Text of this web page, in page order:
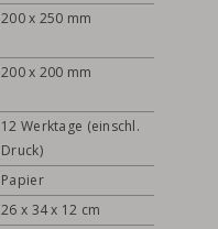
200 x 250 mm
200 x 200 mm
12 Werktage (einschl.
Druck)
Papier
26 x 34 x 12 cm